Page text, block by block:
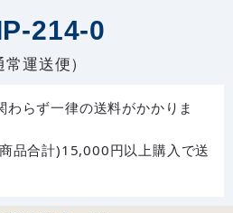
214-0
常運送便）
わらず一律の送料がかかりま
品合計)15,000円以上購入で送